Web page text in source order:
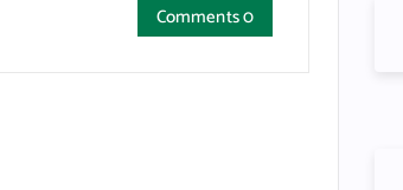
Comments 0